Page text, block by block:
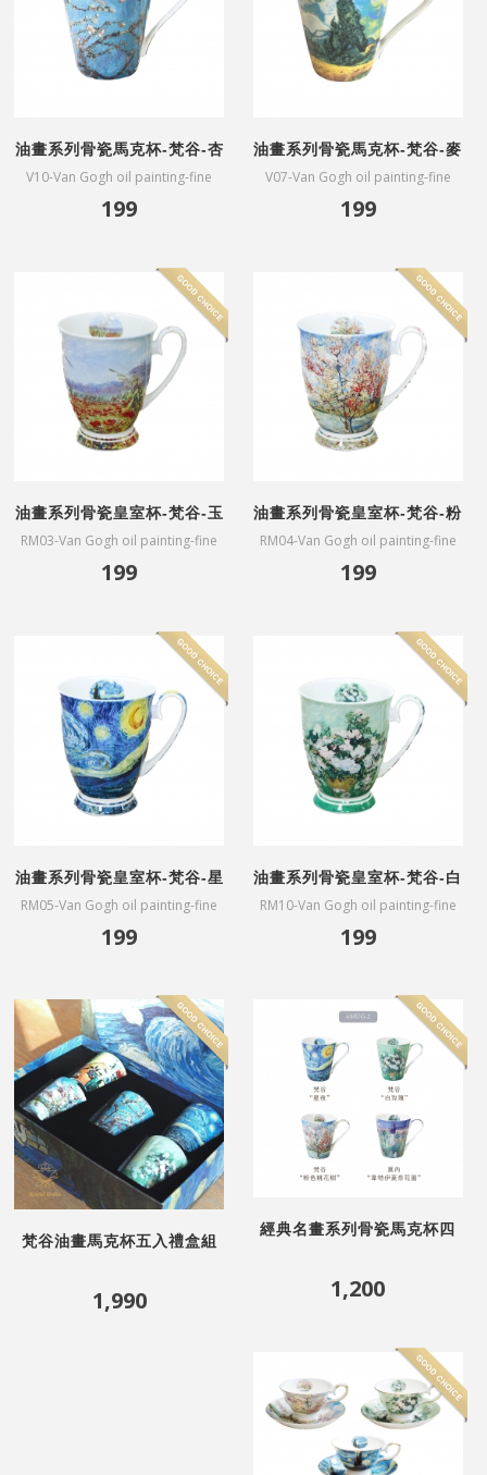
油畫系列骨瓷馬克杯-梵谷-杏
花盛開
V10-Van Gogh oil painting-fine
Blossoms
199
油畫系列骨瓷馬克杯-梵谷-麥
田與柏樹
V07-Van Gogh oil painting-fine
Cypress
199
油畫系列骨瓷皇室杯-梵谷-玉
米字段與罌粟
RM03-Van Gogh oil painting-fine
poppies
199
油畫系列骨瓷皇室杯-梵谷-粉
色桃花樹
RM04-Van Gogh oil painting-fine
Mauve
199
油畫系列骨瓷皇室杯-梵谷-星
夜
RM05-Van Gogh oil painting-fine
199
油畫系列骨瓷皇室杯-梵谷-白
玫瑰
RM10-Van Gogh oil painting-fine
199
梵谷油畫馬克杯五入禮盒組
1,990
經典名畫系列骨瓷馬克杯四
1,200